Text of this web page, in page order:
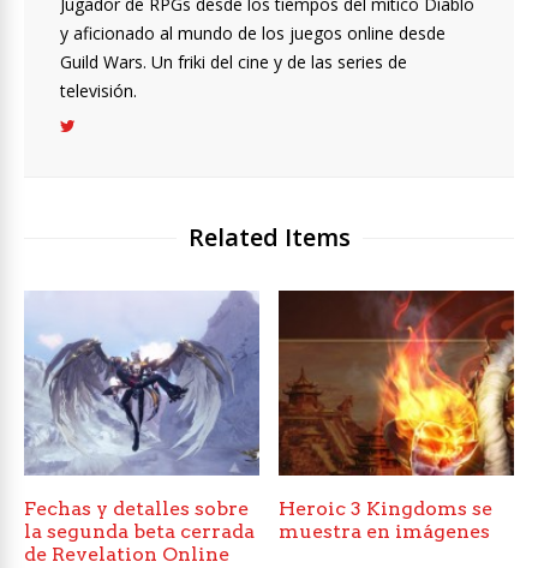
Jugador de RPGs desde los tiempos del mítico Diablo
y aficionado al mundo de los juegos online desde
Guild Wars. Un friki del cine y de las series de
televisión.
Related Items
Fechas y detalles sobre
la segunda beta cerrada
de Revelation Online
Heroic 3 Kingdoms se
muestra en imágenes